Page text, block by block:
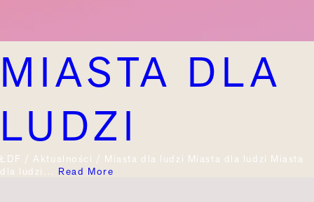
MIASTA DLA
LUDZI
ŁDF / Aktualności / Miasta dla ludzi Miasta dla ludzi Miasta
dla ludzi… Read More